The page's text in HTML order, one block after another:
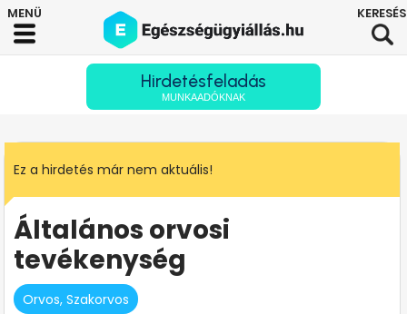
Hirdetésfeladás
MUNKAADÓKNAK
Ez a hirdetés már nem aktuális!
Általános orvosi
tevékenység
Orvos, Szakorvos